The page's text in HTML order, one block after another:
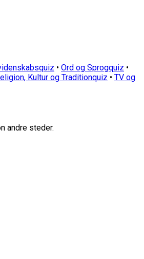
• Ord og Sprogquiz •
Kultur og Traditionquiz • TV og
andre steder.